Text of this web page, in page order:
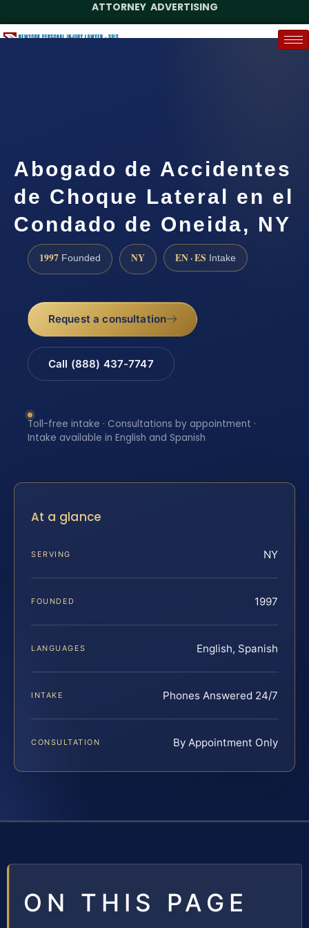
ATTORNEY ADVERTISING
Abogado de Accidentes
de Choque Lateral en el
Condado de Oneida, NY
1997 Founded NY EN · ES Intake
Request a consultation
Call (888) 437-7747
Toll-free intake · Consultations by appointment ·
Intake available in English and Spanish
At a glance
SERVING NY
FOUNDED 1997
LANGUAGES English, Spanish
INTAKE Phones Answered 24/7
CONSULTATION By Appointment Only
ON THIS PAGE